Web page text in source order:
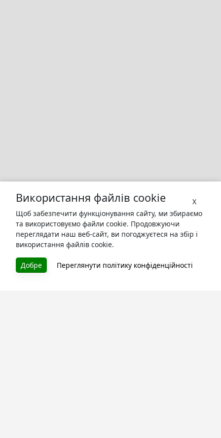
X
Використання файлів cookie
Щоб забезпечити функціонування сайту, ми збираємо
та використовуємо файли cookie. Продовжуючи
переглядати наш веб-сайт, ви погоджуєтеся на збір і
використання файлів cookie.
Добре Переглянути політику конфіденційності
БУКУРУК
Літературна платформа і бібліотека книг, які можна